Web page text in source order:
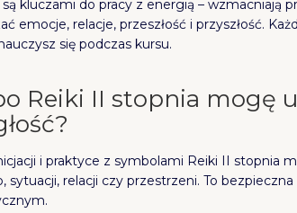
kluczami do pracy z energią – wzmacniają
emocje, relacje, przeszłość i przyszłość.
się podczas kursu.
Reiki II stopnia mogę
i praktyce z symbolami Reiki II stopnia
sytuacji, relacji czy przestrzeni. To